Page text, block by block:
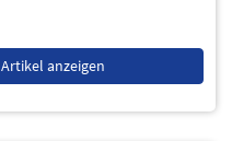
Artikel anzeigen